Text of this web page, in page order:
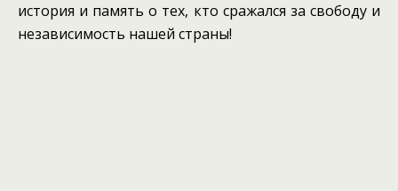
история и память о тех, кто сражался за свободу и
независимость нашей страны!